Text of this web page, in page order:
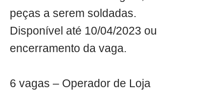
peças a serem soldadas.
Disponível até 10/04/2023 ou
encerramento da vaga.
6 vagas – Operador de Loja